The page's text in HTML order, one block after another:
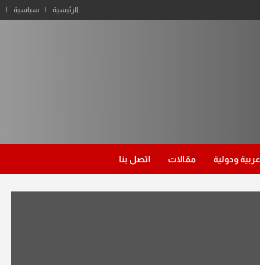
الرئيسية سياسية
عربية ودولية مقالات اتصل بنا